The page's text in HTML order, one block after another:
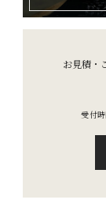
お見積・
受付